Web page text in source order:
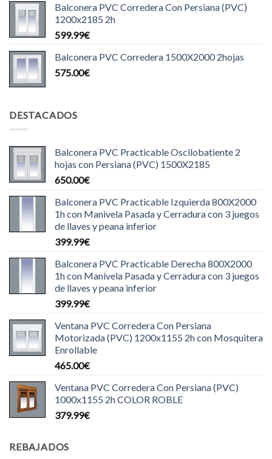
Balconera PVC Corredera Con Persiana (PVC)
1200x2185 2h
599.99€
Balconera PVC Corredera 1500X2000 2hojas
575.00€
DESTACADOS
Balconera PVC Practicable Oscilobatiente 2
hojas con Persiana (PVC) 1500X2185
650.00€
Balconera PVC Practicable Izquierda 800X2000
1h con Manivela Pasada y Cerradura con 3 juegos
de llaves y peana inferior
399.99€
Balconera PVC Practicable Derecha 800X2000
1h con Manivela Pasada y Cerradura con 3 juegos
de llaves y peana inferior
399.99€
Ventana PVC Corredera Con Persiana
Motorizada (PVC) 1200x1155 2h con Mosquitera
Enrollable
465.00€
Ventana PVC Corredera Con Persiana (PVC)
1000x1155 2h COLOR ROBLE
379.99€
REBAJADOS